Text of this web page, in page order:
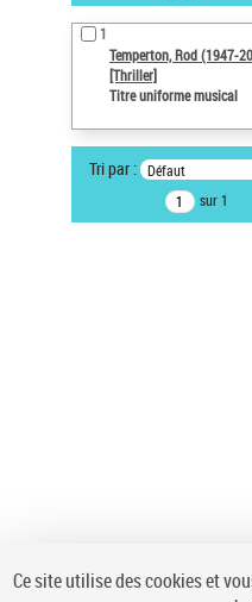
Œuvres liées à l'auteur :
Temperton, Rod (1947-
Type de notice d'autorité
Œuvre
Statut de la notice d’autorité
1
Temperton, Rod (1947-
[Thriller]
Titre uniforme musical
Tri par : Défaut
sur 1
Ce site utilise des cookies et